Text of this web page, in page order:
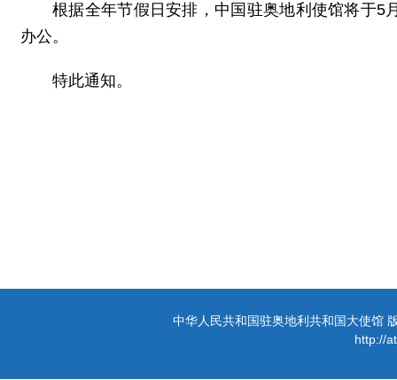
根据全年节假日安排，中国驻奥地利使馆将于5
办公。
特此通知。
中华人民共和国驻奥地利共和国大使馆
http://